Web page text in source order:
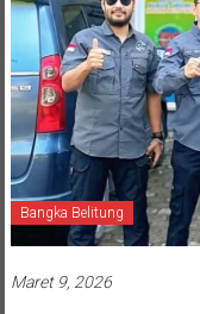
Bangka Belitung
Maret 9, 2026